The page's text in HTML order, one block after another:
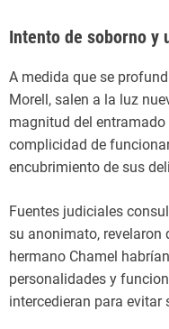
Intento de soborno y
A medida que se
Morell, salen a la luz
magnitud del
complicidad de
encubrimiento de sus
Fuentes judiciales
su anonimato, revelaron
hermano Chamel
personalidades y
intercedieran para evitar